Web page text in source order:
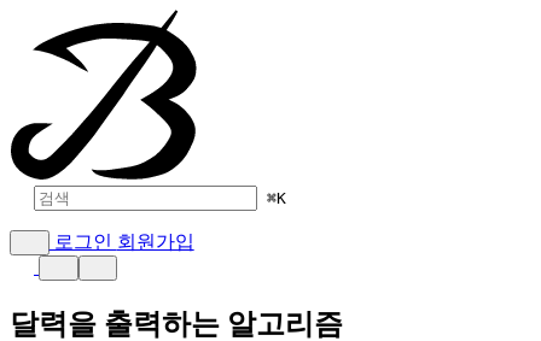
⌘K
로그인 회원가입
달력을 출력하는 알고리즘